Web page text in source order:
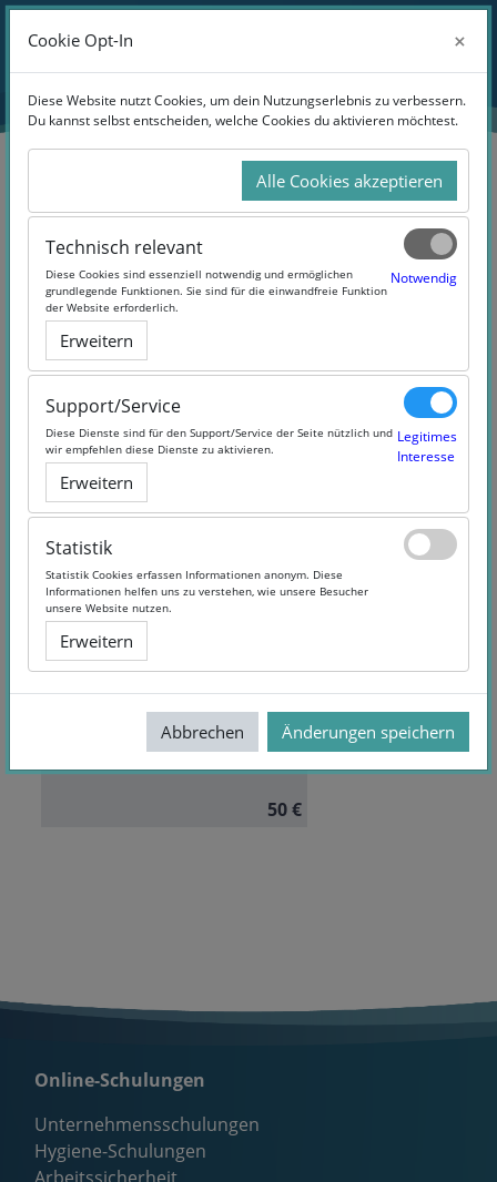
Zum Hauptinhalt
Website-Übersicht
Anmelden
Suchen
1 Products Found
Führung im Spannungsfeld
zwischen Optimierung und
Innovation
German
50 €
Online-Schulungen
Unternehmensschulungen
Hygiene-Schulungen
Cookie Opt-In ×
Diese Website nutzt Cookies, um dein Nutzungserlebnis zu verbessern.
Du kannst selbst entscheiden, welche Cookies du aktivieren möchtest.
Alle Cookies akzeptieren
Technisch relevant
Diese Cookies sind essenziell notwendig und ermöglichen
grundlegende Funktionen. Sie sind für die einwandfreie Funktion
der Website erforderlich.
Notwendig
Erweitern
Support/Service
Diese Dienste sind für den Support/Service der Seite nützlich und
wir empfehlen diese Dienste zu aktivieren.
Legitimes
Interesse
Erweitern
Statistik
Statistik Cookies erfassen Informationen anonym. Diese
Informationen helfen uns zu verstehen, wie unsere Besucher
unsere Website nutzen.
Erweitern
Abbrechen Änderungen speichern
Cookie Opt-In ×
Diese Website nutzt Cookies, um dein Nutzungserlebnis zu verbessern.
Du kannst selbst entscheiden, welche Cookies du aktivieren möchtest.
Alle Cookies akzeptieren
Technisch relevant
Diese Cookies sind essenziell notwendig und ermöglichen
grundlegende Funktionen. Sie sind für die einwandfreie Funktion
der Website erforderlich.
Notwendig
Erweitern
Support/Service
Diese Dienste sind für den Support/Service der Seite nützlich und
wir empfehlen diese Dienste zu aktivieren.
Legitimes
Interesse
Erweitern
Statistik
Statistik Cookies erfassen Informationen anonym. Diese
Informationen helfen uns zu verstehen, wie unsere Besucher
unsere Website nutzen.
Erweitern
Abbrechen Änderungen speichern